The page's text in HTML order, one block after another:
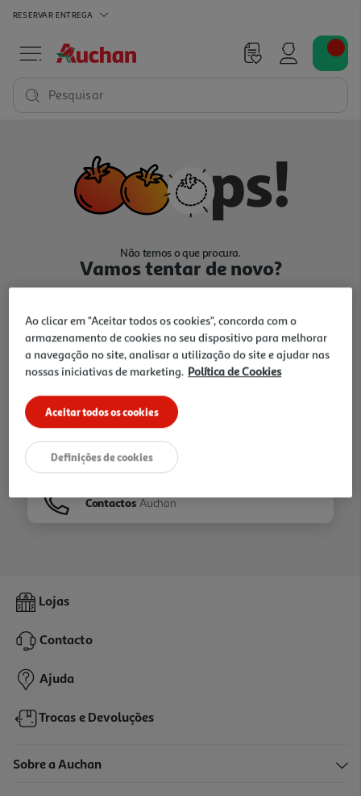
RESERVAR ENTREGA
Pesquisar
Não temos o que procura.
Vamos tentar de novo?
Ir para Homepage
Folhetos
Contactos Auchan
Lojas
Contacto
Ajuda
Trocas e Devoluções
Sobre a Auchan
Ao clicar em "Aceitar todos os cookies", concorda com o
armazenamento de cookies no seu dispositivo para melhorar
a navegação no site, analisar a utilização do site e ajudar nas
nossas iniciativas de marketing. Política de Cookies
Aceitar todos os cookies
Definições de cookies